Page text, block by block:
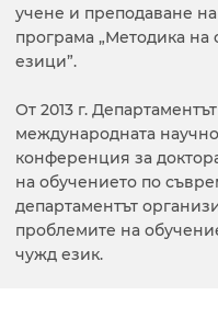
учене и преподаване
програма „Методика
езици”.
От 2013 г.
международната
конференция за
на обучението по
департаментът
проблемите на
чужд език.